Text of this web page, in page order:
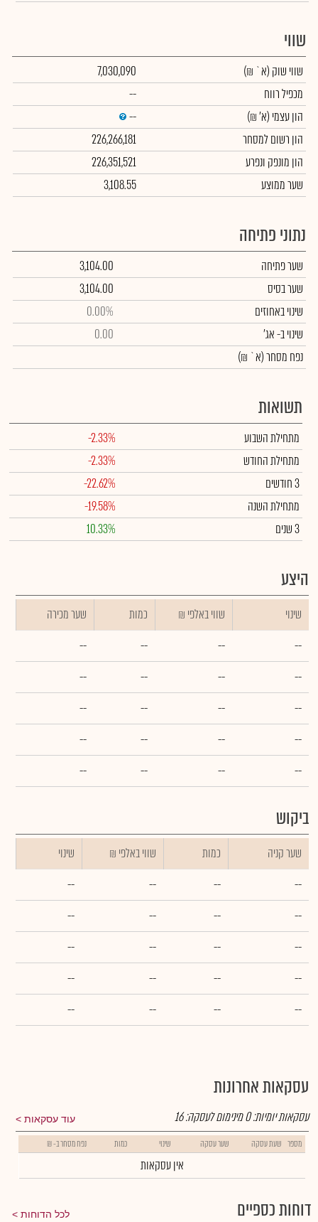
שווי
שווי שוק (א` ₪)
7,030,090
מכפיל רווח
--
הון עצמי (א' ₪)
--
הון רשום למסחר
226,266,181
הון מונפק ונפרע
226,351,521
שער ממוצע
3,108.55
נתוני פתיחה
שער פתיחה
3,104.00
שער בסיס
3,104.00
שינוי באחוזים
0.00%
שינויב- אג'
0.00
נפח מסחר(א` ₪)
תשואות
מתחילת השבוע
-2.33%
מתחילת החודש
-2.33%
3 חודשים
-22.62%
מתחילת השנה
-19.58%
3 שנים
10.33%
היצע
שינוי ₪ שווי באלפי כמות
שער מכירה
--
--
--
--
--
--
--
--
--
--
--
--
--
--
--
--
--
--
--
--
ביקוש
שער קניה כמות ₪ שווי באלפי
שינוי
--
--
--
--
--
--
--
--
--
--
--
--
--
--
--
--
--
--
--
--
עסקאות אחרונות
עוד עסקאות עסקאות יומיות:0מינימום לעסקה:16
מספר שעת עסקה שער עסקה שינוי כמות נפח מסחר ב- ₪
אין עסקאות
דוחות כספיים לכל הדוחות